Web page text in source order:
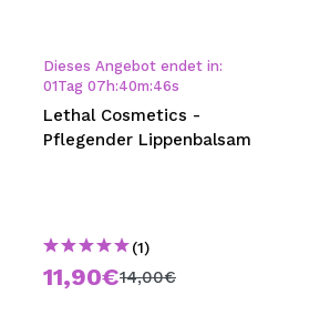
KOREA ZONE
TRAVEL SIZE
NATURE
SPECIALS
OUTLET
Dieses Angebot endet in:
01Tag 07 h:40m:46s
Lethal Cosmetics -
Pflegender Lippenbalsam
(1)
11,90€14,00€